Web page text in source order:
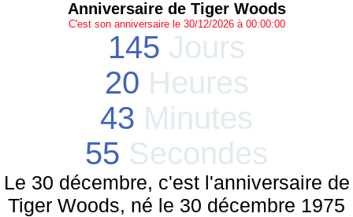
Anniversaire de Tiger Woods
C'est son anniversaire le 30/12/2026 à 00:00:00
145 Jours
20 Heures
43 Minutes
55 Secondes
Le 30 décembre, c'est l'anniversaire de
Tiger Woods, né le 30 décembre 1975